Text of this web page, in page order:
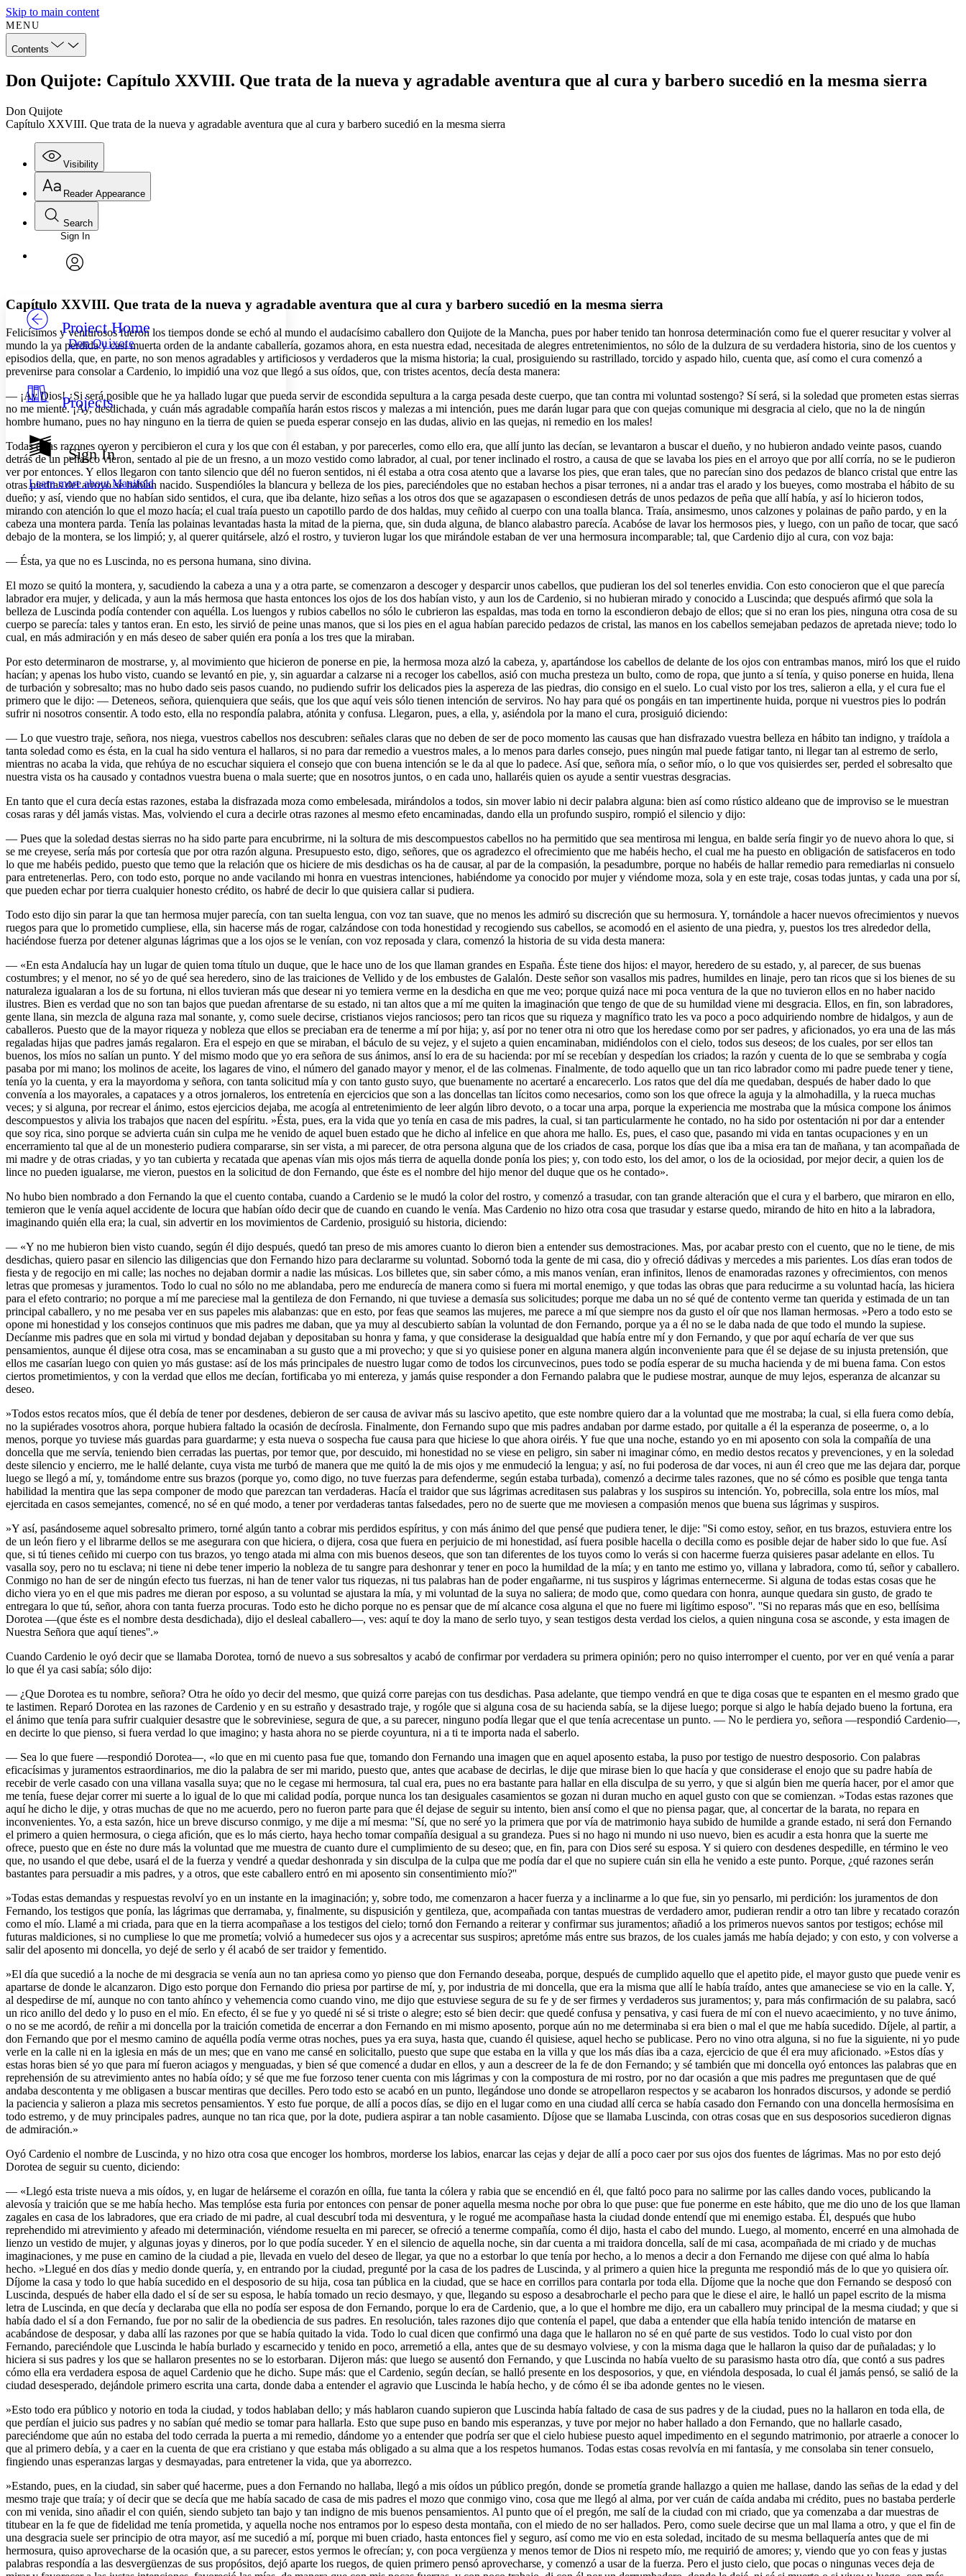
Skip to main content
MENU
Contents
Don Quijote: Capítulo XXVIII. Que trata de la nueva y agradable aventura que al cura y barbero sucedió en la mesma sierra
Don Quijote
Capítulo XXVIII. Que trata de la nueva y agradable aventura que al cura y barbero sucedió en la mesma sierra
Visibility
Annotations
Others
Your highlights
Resources
Show all
Show all Hide all
Reader Appearance
Font
Font style
Decrease font size Increase font size
Decrease font size Increase font size
Color Scheme
Light
Annotation contrast
abc Low
abc High
Margins
Increase text margins Decrease text margins
Reset to Defaults
Search
Enter search criteria
Search within:
Sign In
Project Home
Don Quixote
Projects
Sign In
Learn more aboutManifold
Capítulo XXVIII. Que trata de la nueva y agradable aventura que al cura y barbero sucedió en la mesma sierra
Felicísimos y venturosos fueron los tiempos donde se echó al mundo el audacísimo caballero don Quijote de la Mancha, pues por haber tenido tan honrosa determinación como fue el querer resucitar y volver al
mundo la ya perdida y casi muerta orden de la andante caballería, gozamos ahora, en esta nuestra edad, necesitada de alegres entretenimientos, no sólo de la dulzura de su verdadera historia, sino de los cuentos y
episodios della, que, en parte, no son menos agradables y artificiosos y verdaderos que la misma historia; la cual, prosiguiendo su rastrillado, torcido y aspado hilo, cuenta que, así como el cura comenzó a
prevenirse para consolar a Cardenio, lo impidió una voz que llegó a sus oídos, que, con tristes acentos, decía desta manera:
— ¡Ay Dios! ¿Si será posible que he ya hallado lugar que pueda servir de escondida sepultura a la carga pesada deste cuerpo, que tan contra mi voluntad sostengo? Sí será, si la soledad que prometen estas sierras
no me miente. ¡Ay, desdichada, y cuán más agradable compañía harán estos riscos y malezas a mi intención, pues me darán lugar para que con quejas comunique mi desgracia al cielo, que no la de ningún
hombre humano, pues no hay ninguno en la tierra de quien se pueda esperar consejo en las dudas, alivio en las quejas, ni remedio en los males!
Todas estas razones oyeron y percibieron el cura y los que con él estaban, y por parecerles, como ello era, que allí junto las decían, se levantaron a buscar el dueño, y no hubieron andado veinte pasos, cuando
detrás de un peñasco vieron, sentado al pie de un fresno, a un mozo vestido como labrador, al cual, por tener inclinado el rostro, a causa de que se lavaba los pies en el arroyo que por allí corría, no se le pudieron
ver por entonces. Y ellos llegaron con tanto silencio que dél no fueron sentidos, ni él estaba a otra cosa atento que a lavarse los pies, que eran tales, que no parecían sino dos pedazos de blanco cristal que entre las
otras piedras del arroyo se habían nacido. Suspendióles la blancura y belleza de los pies, pareciéndoles que no estaban hechos a pisar terrones, ni a andar tras el arado y los bueyes, como mostraba el hábito de su
dueño; y así, viendo que no habían sido sentidos, el cura, que iba delante, hizo señas a los otros dos que se agazapasen o escondiesen detrás de unos pedazos de peña que allí había, y así lo hicieron todos,
mirando con atención lo que el mozo hacía; el cual traía puesto un capotillo pardo de dos haldas, muy ceñido al cuerpo con una toalla blanca. Traía, ansimesmo, unos calzones y polainas de paño pardo, y en la
cabeza una montera parda. Tenía las polainas levantadas hasta la mitad de la pierna, que, sin duda alguna, de blanco alabastro parecía. Acabóse de lavar los hermosos pies, y luego, con un paño de tocar, que sacó
debajo de la montera, se los limpió; y, al querer quitársele, alzó el rostro, y tuvieron lugar los que mirándole estaban de ver una hermosura incomparable; tal, que Cardenio dijo al cura, con voz baja:
— Ésta, ya que no es Luscinda, no es persona humana, sino divina.
El mozo se quitó la montera, y, sacudiendo la cabeza a una y a otra parte, se comenzaron a descoger y desparcir unos cabellos, que pudieran los del sol tenerles envidia. Con esto conocieron que el que parecía
labrador era mujer, y delicada, y aun la más hermosa que hasta entonces los ojos de los dos habían visto, y aun los de Cardenio, si no hubieran mirado y conocido a Luscinda; que después afirmó que sola la
belleza de Luscinda podía contender con aquélla. Los luengos y rubios cabellos no sólo le cubrieron las espaldas, mas toda en torno la escondieron debajo de ellos; que si no eran los pies, ninguna otra cosa de su
cuerpo se parecía: tales y tantos eran. En esto, les sirvió de peine unas manos, que si los pies en el agua habían parecido pedazos de cristal, las manos en los cabellos semejaban pedazos de apretada nieve; todo lo
cual, en más admiración y en más deseo de saber quién era ponía a los tres que la miraban.
Por esto determinaron de mostrarse, y, al movimiento que hicieron de ponerse en pie, la hermosa moza alzó la cabeza, y, apartándose los cabellos de delante de los ojos con entrambas manos, miró los que el ruido
hacían; y apenas los hubo visto, cuando se levantó en pie, y, sin aguardar a calzarse ni a recoger los cabellos, asió con mucha presteza un bulto, como de ropa, que junto a sí tenía, y quiso ponerse en huida, llena
de turbación y sobresalto; mas no hubo dado seis pasos cuando, no pudiendo sufrir los delicados pies la aspereza de las piedras, dio consigo en el suelo. Lo cual visto por los tres, salieron a ella, y el cura fue el
primero que le dijo: — Deteneos, señora, quienquiera que seáis, que los que aquí veis sólo tienen intención de serviros. No hay para qué os pongáis en tan impertinente huida, porque ni vuestros pies lo podrán
sufrir ni nosotros consentir. A todo esto, ella no respondía palabra, atónita y confusa. Llegaron, pues, a ella, y, asiéndola por la mano el cura, prosiguió diciendo:
— Lo que vuestro traje, señora, nos niega, vuestros cabellos nos descubren: señales claras que no deben de ser de poco momento las causas que han disfrazado vuestra belleza en hábito tan indigno, y traídola a
tanta soledad como es ésta, en la cual ha sido ventura el hallaros, si no para dar remedio a vuestros males, a lo menos para darles consejo, pues ningún mal puede fatigar tanto, ni llegar tan al estremo de serlo,
mientras no acaba la vida, que rehúya de no escuchar siquiera el consejo que con buena intención se le da al que lo padece. Así que, señora mía, o señor mío, o lo que vos quisierdes ser, perded el sobresalto que
nuestra vista os ha causado y contadnos vuestra buena o mala suerte; que en nosotros juntos, o en cada uno, hallaréis quien os ayude a sentir vuestras desgracias.
En tanto que el cura decía estas razones, estaba la disfrazada moza como embelesada, mirándolos a todos, sin mover labio ni decir palabra alguna: bien así como rústico aldeano que de improviso se le muestran
cosas raras y dél jamás vistas. Mas, volviendo el cura a decirle otras razones al mesmo efeto encaminadas, dando ella un profundo suspiro, rompió el silencio y dijo:
— Pues que la soledad destas sierras no ha sido parte para encubrirme, ni la soltura de mis descompuestos cabellos no ha permitido que sea mentirosa mi lengua, en balde sería fingir yo de nuevo ahora lo que, si
se me creyese, sería más por cortesía que por otra razón alguna. Presupuesto esto, digo, señores, que os agradezco el ofrecimiento que me habéis hecho, el cual me ha puesto en obligación de satisfaceros en todo
lo que me habéis pedido, puesto que temo que la relación que os hiciere de mis desdichas os ha de causar, al par de la compasión, la pesadumbre, porque no habéis de hallar remedio para remediarlas ni consuelo
para entretenerlas. Pero, con todo esto, porque no ande vacilando mi honra en vuestras intenciones, habiéndome ya conocido por mujer y viéndome moza, sola y en este traje, cosas todas juntas, y cada una por sí,
que pueden echar por tierra cualquier honesto crédito, os habré de decir lo que quisiera callar si pudiera.
Todo esto dijo sin parar la que tan hermosa mujer parecía, con tan suelta lengua, con voz tan suave, que no menos les admiró su discreción que su hermosura. Y, tornándole a hacer nuevos ofrecimientos y nuevos
ruegos para que lo prometido cumpliese, ella, sin hacerse más de rogar, calzándose con toda honestidad y recogiendo sus cabellos, se acomodó en el asiento de una piedra, y, puestos los tres alrededor della,
haciéndose fuerza por detener algunas lágrimas que a los ojos se le venían, con voz reposada y clara, comenzó la historia de su vida desta manera:
— «En esta Andalucía hay un lugar de quien toma título un duque, que le hace uno de los que llaman grandes en España. Éste tiene dos hijos: el mayor, heredero de su estado, y, al parecer, de sus buenas
costumbres; y el menor, no sé yo de qué sea heredero, sino de las traiciones de Vellido y de los embustes de Galalón. Deste señor son vasallos mis padres, humildes en linaje, pero tan ricos que si los bienes de su
naturaleza igualaran a los de su fortuna, ni ellos tuvieran más que desear ni yo temiera verme en la desdicha en que me veo; porque quizá nace mi poca ventura de la que no tuvieron ellos en no haber nacido
ilustres. Bien es verdad que no son tan bajos que puedan afrentarse de su estado, ni tan altos que a mí me quiten la imaginación que tengo de que de su humildad viene mi desgracia. Ellos, en fin, son labradores,
gente llana, sin mezcla de alguna raza mal sonante, y, como suele decirse, cristianos viejos ranciosos; pero tan ricos que su riqueza y magnífico trato les va poco a poco adquiriendo nombre de hidalgos, y aun de
caballeros. Puesto que de la mayor riqueza y nobleza que ellos se preciaban era de tenerme a mí por hija; y, así por no tener otra ni otro que los heredase como por ser padres, y aficionados, yo era una de las más
regaladas hijas que padres jamás regalaron. Era el espejo en que se miraban, el báculo de su vejez, y el sujeto a quien encaminaban, midiéndolos con el cielo, todos sus deseos; de los cuales, por ser ellos tan
buenos, los míos no salían un punto. Y del mismo modo que yo era señora de sus ánimos, ansí lo era de su hacienda: por mí se recebían y despedían los criados; la razón y cuenta de lo que se sembraba y cogía
pasaba por mi mano; los molinos de aceite, los lagares de vino, el número del ganado mayor y menor, el de las colmenas. Finalmente, de todo aquello que un tan rico labrador como mi padre puede tener y tiene,
tenía yo la cuenta, y era la mayordoma y señora, con tanta solicitud mía y con tanto gusto suyo, que buenamente no acertaré a encarecerlo. Los ratos que del día me quedaban, después de haber dado lo que
convenía a los mayorales, a capataces y a otros jornaleros, los entretenía en ejercicios que son a las doncellas tan lícitos como necesarios, como son los que ofrece la aguja y la almohadilla, y la rueca muchas
veces; y si alguna, por recrear el ánimo, estos ejercicios dejaba, me acogía al entretenimiento de leer algún libro devoto, o a tocar una arpa, porque la experiencia me mostraba que la música compone los ánimos
descompuestos y alivia los trabajos que nacen del espíritu. »Ésta, pues, era la vida que yo tenía en casa de mis padres, la cual, si tan particularmente he contado, no ha sido por ostentación ni por dar a entender
que soy rica, sino porque se advierta cuán sin culpa me he venido de aquel buen estado que he dicho al infelice en que ahora me hallo. Es, pues, el caso que, pasando mi vida en tantas ocupaciones y en un
encerramiento tal que al de un monesterio pudiera compararse, sin ser vista, a mi parecer, de otra persona alguna que de los criados de casa, porque los días que iba a misa era tan de mañana, y tan acompañada de
mi madre y de otras criadas, y yo tan cubierta y recatada que apenas vían mis ojos más tierra de aquella donde ponía los pies; y, con todo esto, los del amor, o los de la ociosidad, por mejor decir, a quien los de
lince no pueden igualarse, me vieron, puestos en la solicitud de don Fernando, que éste es el nombre del hijo menor del duque que os he contado».
No hubo bien nombrado a don Fernando la que el cuento contaba, cuando a Cardenio se le mudó la color del rostro, y comenzó a trasudar, con tan grande alteración que el cura y el barbero, que miraron en ello,
temieron que le venía aquel accidente de locura que habían oído decir que de cuando en cuando le venía. Mas Cardenio no hizo otra cosa que trasudar y estarse quedo, mirando de hito en hito a la labradora,
imaginando quién ella era; la cual, sin advertir en los movimientos de Cardenio, prosiguió su historia, diciendo:
— «Y no me hubieron bien visto cuando, según él dijo después, quedó tan preso de mis amores cuanto lo dieron bien a entender sus demostraciones. Mas, por acabar presto con el cuento, que no le tiene, de mis
desdichas, quiero pasar en silencio las diligencias que don Fernando hizo para declararme su voluntad. Sobornó toda la gente de mi casa, dio y ofreció dádivas y mercedes a mis parientes. Los días eran todos de
fiesta y de regocijo en mi calle; las noches no dejaban dormir a nadie las músicas. Los billetes que, sin saber cómo, a mis manos venían, eran infinitos, llenos de enamoradas razones y ofrecimientos, con menos
letras que promesas y juramentos. Todo lo cual no sólo no me ablandaba, pero me endurecía de manera como si fuera mi mortal enemigo, y que todas las obras que para reducirme a su voluntad hacía, las hiciera
para el efeto contrario; no porque a mí me pareciese mal la gentileza de don Fernando, ni que tuviese a demasía sus solicitudes; porque me daba un no sé qué de contento verme tan querida y estimada de un tan
principal caballero, y no me pesaba ver en sus papeles mis alabanzas: que en esto, por feas que seamos las mujeres, me parece a mí que siempre nos da gusto el oír que nos llaman hermosas. »Pero a todo esto se
opone mi honestidad y los consejos continuos que mis padres me daban, que ya muy al descubierto sabían la voluntad de don Fernando, porque ya a él no se le daba nada de que todo el mundo la supiese.
Decíanme mis padres que en sola mi virtud y bondad dejaban y depositaban su honra y fama, y que considerase la desigualdad que había entre mí y don Fernando, y que por aquí echaría de ver que sus
pensamientos, aunque él dijese otra cosa, mas se encaminaban a su gusto que a mi provecho; y que si yo quisiese poner en alguna manera algún inconveniente para que él se dejase de su injusta pretensión, que
ellos me casarían luego con quien yo más gustase: así de los más principales de nuestro lugar como de todos los circunvecinos, pues todo se podía esperar de su mucha hacienda y de mi buena fama. Con estos
ciertos prometimientos, y con la verdad que ellos me decían, fortificaba yo mi entereza, y jamás quise responder a don Fernando palabra que le pudiese mostrar, aunque de muy lejos, esperanza de alcanzar su
deseo.
»Todos estos recatos míos, que él debía de tener por desdenes, debieron de ser causa de avivar más su lascivo apetito, que este nombre quiero dar a la voluntad que me mostraba; la cual, si ella fuera como debía,
no la supiérades vosotros ahora, porque hubiera faltado la ocasión de decírosla. Finalmente, don Fernando supo que mis padres andaban por darme estado, por quitalle a él la esperanza de poseerme, o, a lo
menos, porque yo tuviese más guardas para guardarme; y esta nueva o sospecha fue causa para que hiciese lo que ahora oiréis. Y fue que una noche, estando yo en mi aposento con sola la compañía de una
doncella que me servía, teniendo bien cerradas las puertas, por temor que, por descuido, mi honestidad no se viese en peligro, sin saber ni imaginar cómo, en medio destos recatos y prevenciones, y en la soledad
deste silencio y encierro, me le hallé delante, cuya vista me turbó de manera que me quitó la de mis ojos y me enmudeció la lengua; y así, no fui poderosa de dar voces, ni aun él creo que me las dejara dar, porque
luego se llegó a mí, y, tomándome entre sus brazos (porque yo, como digo, no tuve fuerzas para defenderme, según estaba turbada), comenzó a decirme tales razones, que no sé cómo es posible que tenga tanta
habilidad la mentira que las sepa componer de modo que parezcan tan verdaderas. Hacía el traidor que sus lágrimas acreditasen sus palabras y los suspiros su intención. Yo, pobrecilla, sola entre los míos, mal
ejercitada en casos semejantes, comencé, no sé en qué modo, a tener por verdaderas tantas falsedades, pero no de suerte que me moviesen a compasión menos que buena sus lágrimas y suspiros.
»Y así, pasándoseme aquel sobresalto primero, torné algún tanto a cobrar mis perdidos espíritus, y con más ánimo del que pensé que pudiera tener, le dije: ''Si como estoy, señor, en tus brazos, estuviera entre los
de un león fiero y el librarme dellos se me asegurara con que hiciera, o dijera, cosa que fuera en perjuicio de mi honestidad, así fuera posible hacella o decilla como es posible dejar de haber sido lo que fue. Así
que, si tú tienes ceñido mi cuerpo con tus brazos, yo tengo atada mi alma con mis buenos deseos, que son tan diferentes de los tuyos como lo verás si con hacerme fuerza quisieres pasar adelante en ellos. Tu
vasalla soy, pero no tu esclava; ni tiene ni debe tener imperio la nobleza de tu sangre para deshonrar y tener en poco la humildad de la mía; y en tanto me estimo yo, villana y labradora, como tú, señor y caballero.
Conmigo no han de ser de ningún efecto tus fuerzas, ni han de tener valor tus riquezas, ni tus palabras han de poder engañarme, ni tus suspiros y lágrimas enternecerme. Si alguna de todas estas cosas que he
dicho viera yo en el que mis padres me dieran por esposo, a su voluntad se ajustara la mía, y mi voluntad de la suya no saliera; de modo que, como quedara con honra, aunque quedara sin gusto, de grado te
entregara lo que tú, señor, ahora con tanta fuerza procuras. Todo esto he dicho porque no es pensar que de mí alcance cosa alguna el que no fuere mi ligítimo esposo''. ''Si no reparas más que en eso, bellísima
Dorotea —(que éste es el nombre desta desdichada), dijo el desleal caballero—, ves: aquí te doy la mano de serlo tuyo, y sean testigos desta verdad los cielos, a quien ninguna cosa se asconde, y esta imagen de
Nuestra Señora que aquí tienes''.»
Cuando Cardenio le oyó decir que se llamaba Dorotea, tornó de nuevo a sus sobresaltos y acabó de confirmar por verdadera su primera opinión; pero no quiso interromper el cuento, por ver en qué venía a parar
lo que él ya casi sabía; sólo dijo:
— ¿Que Dorotea es tu nombre, señora? Otra he oído yo decir del mesmo, que quizá corre parejas con tus desdichas. Pasa adelante, que tiempo vendrá en que te diga cosas que te espanten en el mesmo grado que
te lastimen. Reparó Dorotea en las razones de Cardenio y en su estraño y desastrado traje, y rogóle que si alguna cosa de su hacienda sabía, se la dijese luego; porque si algo le había dejado bueno la fortuna, era
el ánimo que tenía para sufrir cualquier desastre que le sobreviniese, segura de que, a su parecer, ninguno podía llegar que el que tenía acrecentase un punto. — No le perdiera yo, señora —respondió Cardenio—,
en decirte lo que pienso, si fuera verdad lo que imagino; y hasta ahora no se pierde coyuntura, ni a ti te importa nada el saberlo.
— Sea lo que fuere —respondió Dorotea—, «lo que en mi cuento pasa fue que, tomando don Fernando una imagen que en aquel aposento estaba, la puso por testigo de nuestro desposorio. Con palabras
eficacísimas y juramentos estraordinarios, me dio la palabra de ser mi marido, puesto que, antes que acabase de decirlas, le dije que mirase bien lo que hacía y que considerase el enojo que su padre había de
recebir de verle casado con una villana vasalla suya; que no le cegase mi hermosura, tal cual era, pues no era bastante para hallar en ella disculpa de su yerro, y que si algún bien me quería hacer, por el amor que
me tenía, fuese dejar correr mi suerte a lo igual de lo que mi calidad podía, porque nunca los tan desiguales casamientos se gozan ni duran mucho en aquel gusto con que se comienzan. »Todas estas razones que
aquí he dicho le dije, y otras muchas de que no me acuerdo, pero no fueron parte para que él dejase de seguir su intento, bien ansí como el que no piensa pagar, que, al concertar de la barata, no repara en
inconvenientes. Yo, a esta sazón, hice un breve discurso conmigo, y me dije a mí mesma: ''Sí, que no seré yo la primera que por vía de matrimonio haya subido de humilde a grande estado, ni será don Fernando
el primero a quien hermosura, o ciega afición, que es lo más cierto, haya hecho tomar compañía desigual a su grandeza. Pues si no hago ni mundo ni uso nuevo, bien es acudir a esta honra que la suerte me
ofrece, puesto que en éste no dure más la voluntad que me muestra de cuanto dure el cumplimiento de su deseo; que, en fin, para con Dios seré su esposa. Y si quiero con desdenes despedille, en término le veo
que, no usando el que debe, usará el de la fuerza y vendré a quedar deshonrada y sin disculpa de la culpa que me podía dar el que no supiere cuán sin ella he venido a este punto. Porque, ¿qué razones serán
bastantes para persuadir a mis padres, y a otros, que este caballero entró en mi aposento sin consentimiento mío?''
»Todas estas demandas y respuestas revolví yo en un instante en la imaginación; y, sobre todo, me comenzaron a hacer fuerza y a inclinarme a lo que fue, sin yo pensarlo, mi perdición: los juramentos de don
Fernando, los testigos que ponía, las lágrimas que derramaba, y, finalmente, su dispusición y gentileza, que, acompañada con tantas muestras de verdadero amor, pudieran rendir a otro tan libre y recatado corazón
como el mío. Llamé a mi criada, para que en la tierra acompañase a los testigos del cielo; tornó don Fernando a reiterar y confirmar sus juramentos; añadió a los primeros nuevos santos por testigos; echóse mil
futuras maldiciones, si no cumpliese lo que me prometía; volvió a humedecer sus ojos y a acrecentar sus suspiros; apretóme más entre sus brazos, de los cuales jamás me había dejado; y con esto, y con volverse a
salir del aposento mi doncella, yo dejé de serlo y él acabó de ser traidor y fementido.
»El día que sucedió a la noche de mi desgracia se venía aun no tan apriesa como yo pienso que don Fernando deseaba, porque, después de cumplido aquello que el apetito pide, el mayor gusto que puede venir es
apartarse de donde le alcanzaron. Digo esto porque don Fernando dio priesa por partirse de mí, y, por industria de mi doncella, que era la misma que allí le había traído, antes que amaneciese se vio en la calle. Y,
al despedirse de mí, aunque no con tanto ahínco y vehemencia como cuando vino, me dijo que estuviese segura de su fe y de ser firmes y verdaderos sus juramentos; y, para más confirmación de su palabra, sacó
un rico anillo del dedo y lo puso en el mío. En efecto, él se fue y yo quedé ni sé si triste o alegre; esto sé bien decir: que quedé confusa y pensativa, y casi fuera de mí con el nuevo acaecimiento, y no tuve ánimo,
o no se me acordó, de reñir a mi doncella por la traición cometida de encerrar a don Fernando en mi mismo aposento, porque aún no me determinaba si era bien o mal el que me había sucedido. Díjele, al partir, a
don Fernando que por el mesmo camino de aquélla podía verme otras noches, pues ya era suya, hasta que, cuando él quisiese, aquel hecho se publicase. Pero no vino otra alguna, si no fue la siguiente, ni yo pude
verle en la calle ni en la iglesia en más de un mes; que en vano me cansé en solicitallo, puesto que supe que estaba en la villa y que los más días iba a caza, ejercicio de que él era muy aficionado. »Estos días y
estas horas bien sé yo que para mí fueron aciagos y menguadas, y bien sé que comencé a dudar en ellos, y aun a descreer de la fe de don Fernando; y sé también que mi doncella oyó entonces las palabras que en
reprehensión de su atrevimiento antes no había oído; y sé que me fue forzoso tener cuenta con mis lágrimas y con la compostura de mi rostro, por no dar ocasión a que mis padres me preguntasen que de qué
andaba descontenta y me obligasen a buscar mentiras que decilles. Pero todo esto se acabó en un punto, llegándose uno donde se atropellaron respectos y se acabaron los honrados discursos, y adonde se perdió
la paciencia y salieron a plaza mis secretos pensamientos. Y esto fue porque, de allí a pocos días, se dijo en el lugar como en una ciudad allí cerca se había casado don Fernando con una doncella hermosísima en
todo estremo, y de muy principales padres, aunque no tan rica que, por la dote, pudiera aspirar a tan noble casamiento. Díjose que se llamaba Luscinda, con otras cosas que en sus desposorios sucedieron dignas
de admiración.»
Oyó Cardenio el nombre de Luscinda, y no hizo otra cosa que encoger los hombros, morderse los labios, enarcar las cejas y dejar de allí a poco caer por sus ojos dos fuentes de lágrimas. Mas no por esto dejó
Dorotea de seguir su cuento, diciendo:
— «Llegó esta triste nueva a mis oídos, y, en lugar de helárseme el corazón en oílla, fue tanta la cólera y rabia que se encendió en él, que faltó poco para no salirme por las calles dando voces, publicando la
alevosía y traición que se me había hecho. Mas templóse esta furia por entonces con pensar de poner aquella mesma noche por obra lo que puse: que fue ponerme en este hábito, que me dio uno de los que llaman
zagales en casa de los labradores, que era criado de mi padre, al cual descubrí toda mi desventura, y le rogué me acompañase hasta la ciudad donde entendí que mi enemigo estaba. Él, después que hubo
reprehendido mi atrevimiento y afeado mi determinación, viéndome resuelta en mi parecer, se ofreció a tenerme compañía, como él dijo, hasta el cabo del mundo. Luego, al momento, encerré en una almohada de
lienzo un vestido de mujer, y algunas joyas y dineros, por lo que podía suceder. Y en el silencio de aquella noche, sin dar cuenta a mi traidora doncella, salí de mi casa, acompañada de mi criado y de muchas
imaginaciones, y me puse en camino de la ciudad a pie, llevada en vuelo del deseo de llegar, ya que no a estorbar lo que tenía por hecho, a lo menos a decir a don Fernando me dijese con qué alma lo había
hecho. »Llegué en dos días y medio donde quería, y, en entrando por la ciudad, pregunté por la casa de los padres de Luscinda, y al primero a quien hice la pregunta me respondió más de lo que yo quisiera oír.
Díjome la casa y todo lo que había sucedido en el desposorio de su hija, cosa tan pública en la ciudad, que se hace en corrillos para contarla por toda ella. Díjome que la noche que don Fernando se desposó con
Luscinda, después de haber ella dado el sí de ser su esposa, le había tomado un recio desmayo, y que, llegando su esposo a desabrocharle el pecho para que le diese el aire, le halló un papel escrito de la misma
letra de Luscinda, en que decía y declaraba que ella no podía ser esposa de don Fernando, porque lo era de Cardenio, que, a lo que el hombre me dijo, era un caballero muy principal de la mesma ciudad; y que si
había dado el sí a don Fernando, fue por no salir de la obediencia de sus padres. En resolución, tales razones dijo que contenía el papel, que daba a entender que ella había tenido intención de matarse en
acabándose de desposar, y daba allí las razones por que se había quitado la vida. Todo lo cual dicen que confirmó una daga que le hallaron no sé en qué parte de sus vestidos. Todo lo cual visto por don
Fernando, pareciéndole que Luscinda le había burlado y escarnecido y tenido en poco, arremetió a ella, antes que de su desmayo volviese, y con la misma daga que le hallaron la quiso dar de puñaladas; y lo
hiciera si sus padres y los que se hallaron presentes no se lo estorbaran. Dijeron más: que luego se ausentó don Fernando, y que Luscinda no había vuelto de su parasismo hasta otro día, que contó a sus padres
cómo ella era verdadera esposa de aquel Cardenio que he dicho. Supe más: que el Cardenio, según decían, se halló presente en los desposorios, y que, en viéndola desposada, lo cual él jamás pensó, se salió de la
ciudad desesperado, dejándole primero escrita una carta, donde daba a entender el agravio que Luscinda le había hecho, y de cómo él se iba adonde gentes no le viesen.
»Esto todo era público y notorio en toda la ciudad, y todos hablaban dello; y más hablaron cuando supieron que Luscinda había faltado de casa de sus padres y de la ciudad, pues no la hallaron en toda ella, de
que perdían el juicio sus padres y no sabían qué medio se tomar para hallarla. Esto que supe puso en bando mis esperanzas, y tuve por mejor no haber hallado a don Fernando, que no hallarle casado,
pareciéndome que aún no estaba del todo cerrada la puerta a mi remedio, dándome yo a entender que podría ser que el cielo hubiese puesto aquel impedimento en el segundo matrimonio, por atraerle a conocer lo
que al primero debía, y a caer en la cuenta de que era cristiano y que estaba más obligado a su alma que a los respetos humanos. Todas estas cosas revolvía en mi fantasía, y me consolaba sin tener consuelo,
fingiendo unas esperanzas largas y desmayadas, para entretener la vida, que ya aborrezco.
»Estando, pues, en la ciudad, sin saber qué hacerme, pues a don Fernando no hallaba, llegó a mis oídos un público pregón, donde se prometía grande hallazgo a quien me hallase, dando las señas de la edad y del
mesmo traje que traía; y oí decir que se decía que me había sacado de casa de mis padres el mozo que conmigo vino, cosa que me llegó al alma, por ver cuán de caída andaba mi crédito, pues no bastaba perderle
con mi venida, sino añadir el con quién, siendo subjeto tan bajo y tan indigno de mis buenos pensamientos. Al punto que oí el pregón, me salí de la ciudad con mi criado, que ya comenzaba a dar muestras de
titubear en la fe que de fidelidad me tenía prometida, y aquella noche nos entramos por lo espeso desta montaña, con el miedo de no ser hallados. Pero, como suele decirse que un mal llama a otro, y que el fin de
una desgracia suele ser principio de otra mayor, así me sucedió a mí, porque mi buen criado, hasta entonces fiel y seguro, así como me vio en esta soledad, incitado de su mesma bellaquería antes que de mi
hermosura, quiso aprovecharse de la ocasión que, a su parecer, estos yermos le ofrecían; y, con poca vergüenza y menos temor de Dios ni respeto mío, me requirió de amores; y, viendo que yo con feas y justas
palabras respondía a las desvergüenzas de sus propósitos, dejó aparte los ruegos, de quien primero pensó aprovecharse, y comenzó a usar de la fuerza. Pero el justo cielo, que pocas o ningunas veces deja de